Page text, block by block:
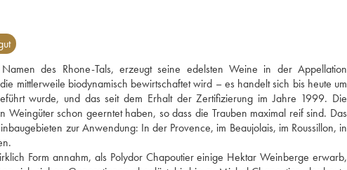
des Rhone-Tals, erzeugt seine edelsten Weine in der Appellation
mittlerweile biodynamisch bewirtschaftet wird – es handelt sich bis heute um
wurde, und das seit dem Erhalt der Zertifizierung im Jahre 1999. Die
schon geerntet haben, so dass die Trauben maximal reif sind. Das
zur Anwendung: In der Provence, im Beaujolais, im Roussillon, in
Form annahm, als Polydor Chapoutier einige Hektar Weinberge erwarb,